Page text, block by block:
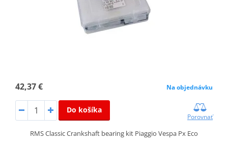
42,37 € Na objednávku
Do košíka
Porovnať
RMS Classic Crankshaft bearing kit Piaggio Vespa Px Eco